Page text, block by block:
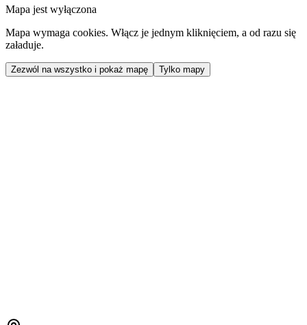
Mapa jest wyłączona
Mapa wymaga cookies. Włącz je jednym kliknięciem, a od razu się
załaduje.
Zezwól na wszystko i pokaż mapę Tylko mapy